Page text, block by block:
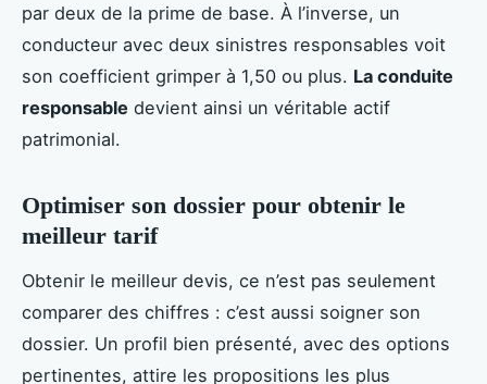
par deux de la prime de base. À l’inverse, un
conducteur avec deux sinistres responsables voit
son coefficient grimper à 1,50 ou plus. La conduite
responsable devient ainsi un véritable actif
patrimonial.
Optimiser son dossier pour obtenir le
meilleur tarif
Obtenir le meilleur devis, ce n’est pas seulement
comparer des chiffres : c’est aussi soigner son
dossier. Un profil bien présenté, avec des options
pertinentes, attire les propositions les plus